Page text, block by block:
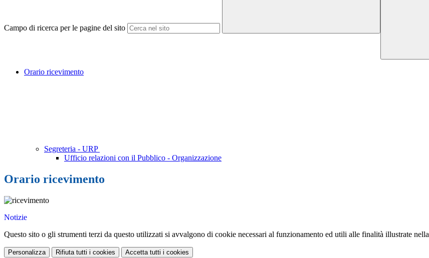
Campo di ricerca per le pagine del sito
Orario ricevimento
Segreteria - URP
Ufficio relazioni con il Pubblico - Organizzazione
Orario ricevimento
Notizie
Questo sito o gli strumenti terzi da questo utilizzati si avvalgono di cookie necessari al funzionamento ed utili alle finalità illustrate nella
Personalizza Rifiuta tutti i cookies Accetta tutti i cookies